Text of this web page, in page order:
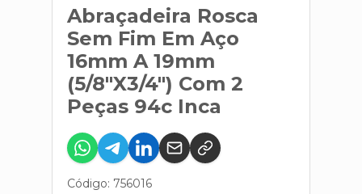
Abraçadeira Rosca
Sem Fim Em Aço
16mm A 19mm
(5/8"X3/4") Com 2
Peças 94c Inca
Código: 756016